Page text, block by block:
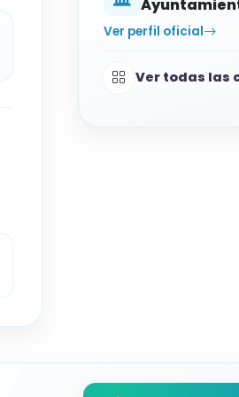
Ver perfil oficial
Ver todas las